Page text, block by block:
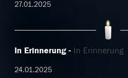
27.01.2025
In Erinnerung In Erinnerung
24.01.2025